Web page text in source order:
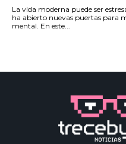
La vida moderna puede ser
ha abierto nuevas puertas para
mental. En este...